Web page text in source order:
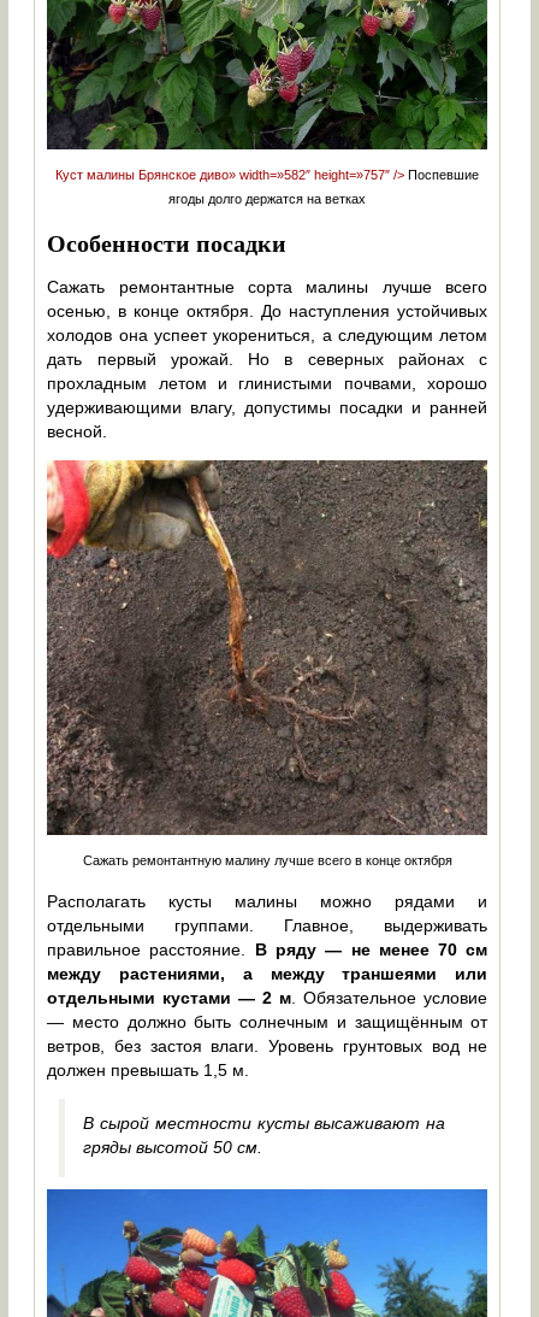
Куст малины Брянское диво» width=»582″ height=»757″ /> Поспевшие
ягоды долго держатся на ветках
Особенности посадки
Сажать ремонтантные сорта малины лучше всего
осенью, в конце октября. До наступления устойчивых
холодов она успеет укорениться, а следующим летом
дать первый урожай. Но в северных районах с
прохладным летом и глинистыми почвами, хорошо
удерживающими влагу, допустимы посадки и ранней
весной.
Сажать ремонтантную малину лучше всего в конце октября
Располагать кусты малины можно рядами и
отдельными группами. Главное, выдерживать
правильное расстояние. В ряду — не менее 70 см
между растениями, а между траншеями или
отдельными кустами — 2 м . Обязательное условие
— место должно быть солнечным и защищённым от
ветров, без застоя влаги. Уровень грунтовых вод не
должен превышать 1,5 м.
В сырой местности кусты высаживают на
гряды высотой 50 см.